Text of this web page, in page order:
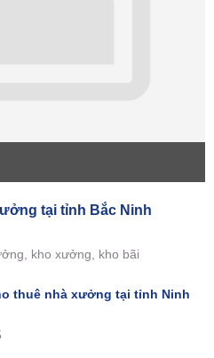
tại tỉnh Bắc Ninh
kho xưởng, kho bãi
thuê nhà xưởng tại tỉnh Ninh